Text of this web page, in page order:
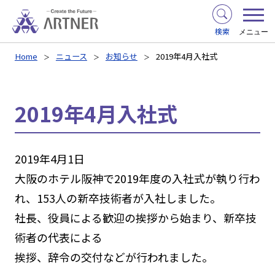
検索 メニュー
Home ニュース お知らせ 2019年4月入社式
2019年4月入社式
2019年4月1日
大阪のホテル阪神で2019年度の入社式が執り行わ
れ、153人の新卒技術者が入社しました。
社長、役員による歓迎の挨拶から始まり、新卒技
術者の代表による
挨拶、辞令の交付などが行われました。